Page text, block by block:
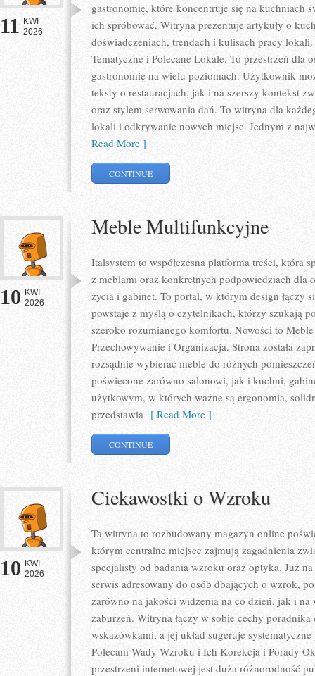
11 KWI
2026
gastronomię, które koncentruje się na kuchniach
ich spróbować. Witryna prezentuje artykuły o
doświadczeniach, trendach i kulisach pracy
Tematyczne i Polecane Lokale. To przestrzeń dla
gastronomię na wielu poziomach. Użytkownik
teksty o restauracjach, jak i na szerszy kontekst
oraz stylem serwowania dań. To witryna dla
lokali i odkrywanie nowych miejsc. Jednym z
Read More ]
CONTINUE
10 KWI
2026
Meble Multifunkcyjne
Italsystem to współczesna platforma treści, która
z meblami oraz konkretnych podpowiedziach dla
życia i gabinet. To portal, w którym design łączy
powstaje z myślą o czytelnikach, którzy szukają
szeroko rozumianego komfortu. Nowości to
Przechowywanie i Organizacja. Strona została
rozsądnie wybierać meble do różnych
poświęcone zarówno salonowi, jak i kuchni,
użytkowym, w których ważne są ergonomia,
przedstawia [ Read More ]
CONTINUE
10 KWI
2026
Ciekawostki o Wzroku
Ta witryna to rozbudowany magazyn online
którym centralne miejsce zajmują zagadnienia
specjalisty od badania wzroku oraz optyka. Już
serwis adresowany do osób dbających o wzrok,
zarówno na jakości widzenia na co dzień, jak i
zaburzeń. Witryna łączy w sobie cechy
wskazówkami, a jej układ sugeruje
Polecam Wady Wzroku i Ich Korekcja i Porady
przestrzeni internetowej jest duża różnorodność